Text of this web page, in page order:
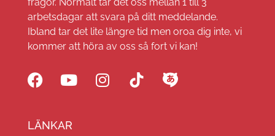
arbetsdagar att svara på ditt meddelande.
Ibland tar det lite längre tid men oroa dig inte, vi
kommer att höra av oss så fort vi kan!
LÄNKAR